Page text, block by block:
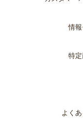
情
特
よく